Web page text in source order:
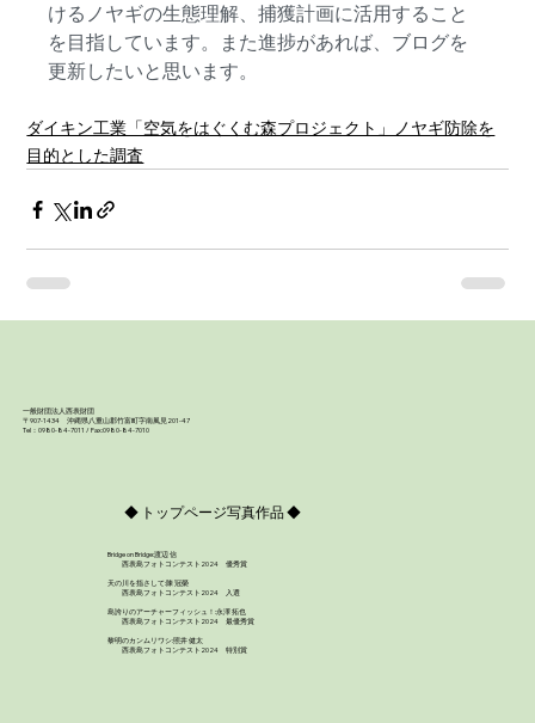
けるノヤギの生態理解、捕獲計画に活用すること
を目指しています。また進捗があれば、ブログを
更新したいと思います。
ダイキン工業「空気をはぐくむ森プロジェクト」ノヤギ防除を
目的とした調査
一般財団法人西表財団
〒907-1434 沖縄県八重山郡竹富町字南風見201-47
Tel：0980-84-7011 / Fax:0980-84-7010
◆ トップページ写真作品 ◆
Bridge on Bridge:渡辺 信
西表島フォトコンテスト2024 優秀賞
天の川を指さして:陳 冠榮
西表島フォトコンテスト2024 入選
島誇りのアーチャーフィッシュ！:永澤 拓也
西表島フォトコンテスト2024 最優秀賞
黎明のカンムリワシ:照井 健太
西表島フォトコンテスト2024 特別賞